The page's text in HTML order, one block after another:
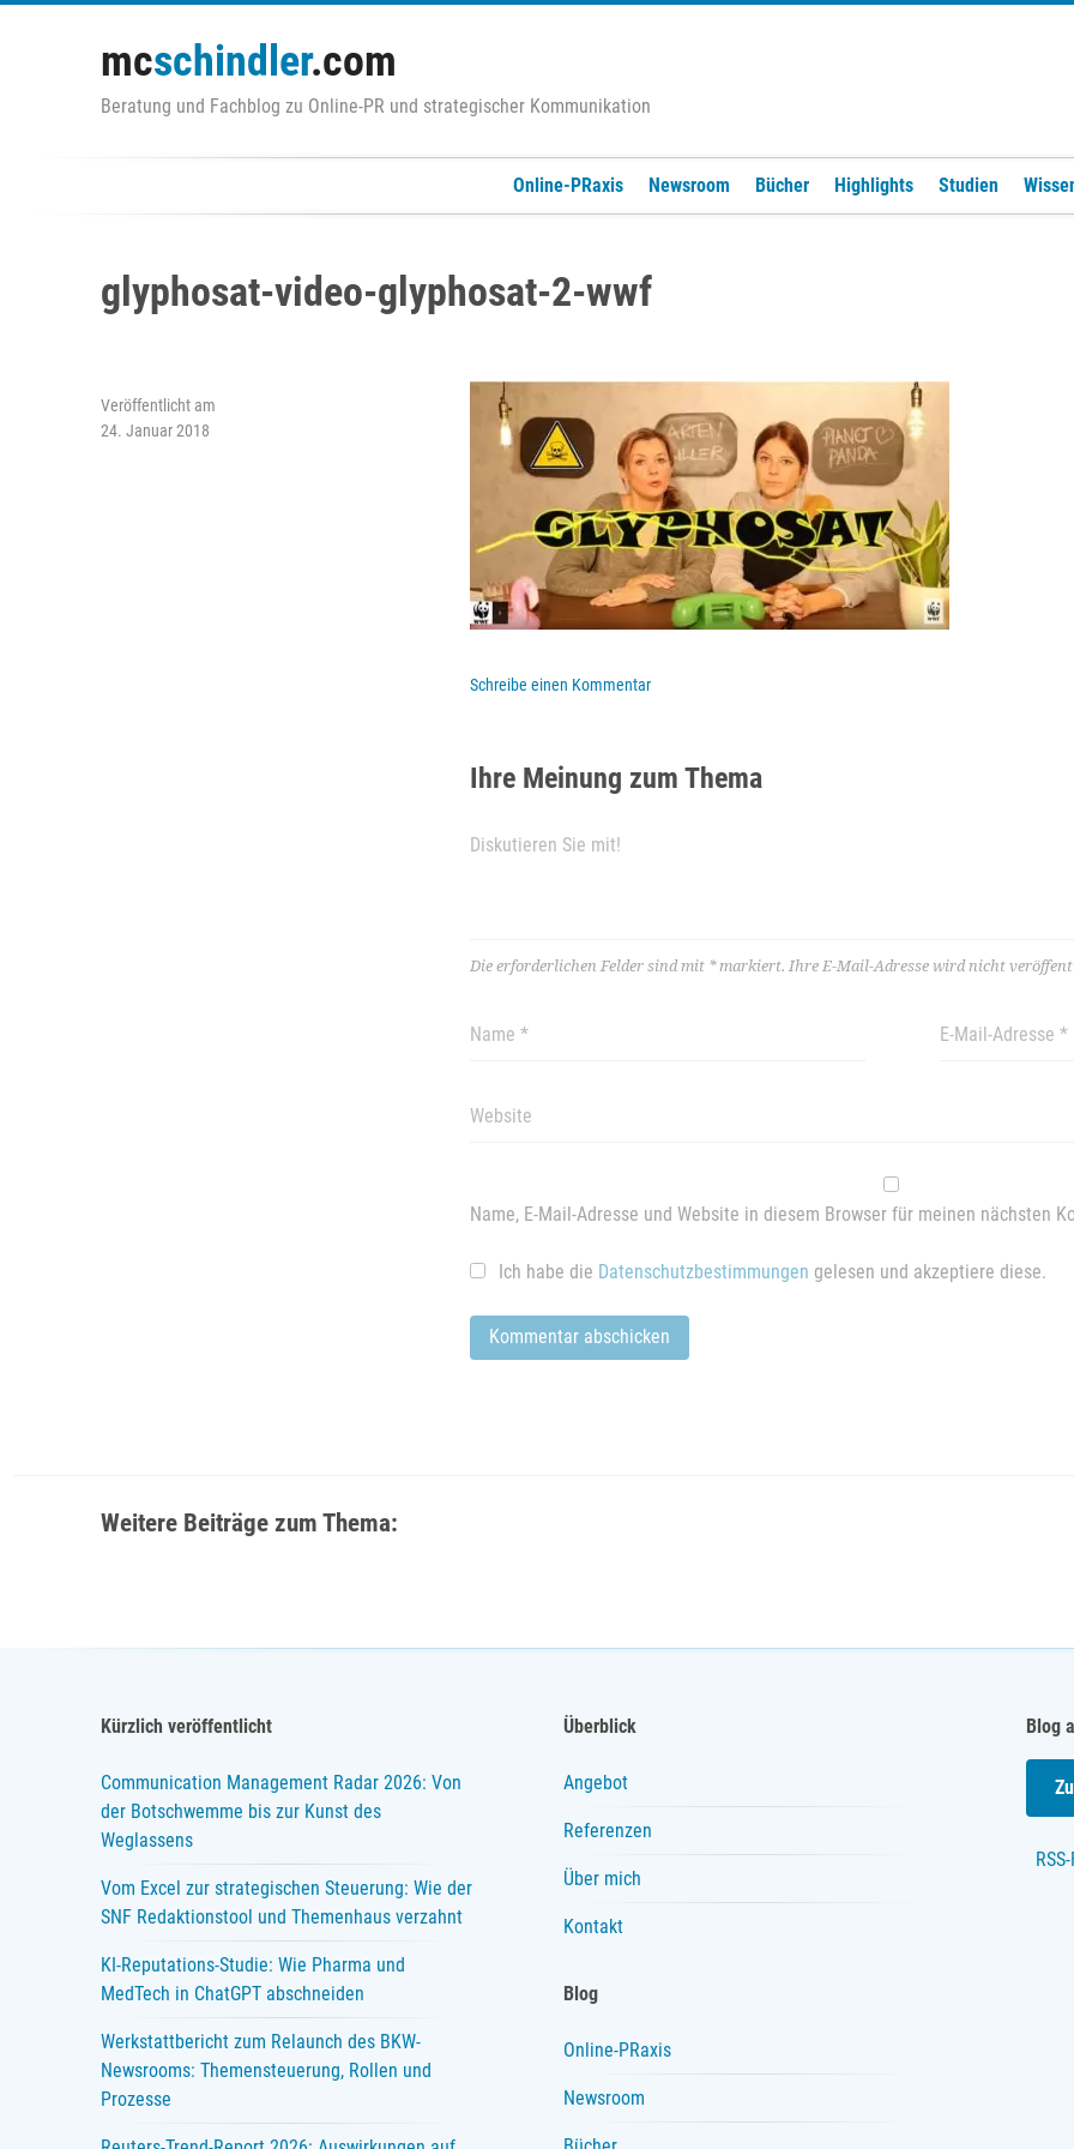
mcschindler.com
Beratung und Fachblog zu Online-PR und strategischer Kommunikation
Online-PRaxis Newsroom Bücher Highlights Studien
glyphosat-video-glyphosat-2-wwf
Veröffentlicht am
24. Januar 2018
Schreibe einen Kommentar
Ihre Meinung zum Thema
Die erforderlichen Felder sind mit *markiert. Ihre E-Mail-Adresse wird nicht
Name, E-Mail-Adresse und Website in diesem Browser für meinen nächsten
Ich habe die Datenschutzbestimmungen gelesen und akzeptiere diese.
Weitere Beiträge zum Thema:
Kürzlich veröffentlicht
Communication Management Radar 2026: Von
der Botschwemme bis zur Kunst des
Weglassens
Vom Excel zur strategischen Steuerung: Wie der
SNF Redaktionstool und Themenhaus verzahnt
KI-Reputations-Studie: Wie Pharma und
MedTech in ChatGPT abschneiden
Werkstattbericht zum Relaunch des BKW-
Newsrooms: Themensteuerung, Rollen und
Prozesse
Überblick
Angebot
Referenzen
Über mich
Kontakt
Blog
Online-PRaxis
Newsroom
Blog